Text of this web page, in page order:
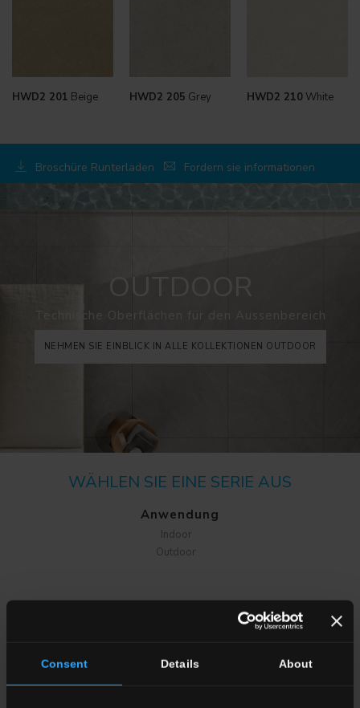
Consent Details About
HWD2 201 Beige HWD2 205 Grey HWD2 210White
Broschüre Runterladen Fordern sie informationen
OUTDOOR
Technische Oberflächen für den Aussenbereich
NEHMEN SIE EINBLICK IN ALLE KOLLEKTIONEN OUTDOOR
WÄHLEN SIE EINE SERIE AUS
Anwendung
Indoor
Outdoor